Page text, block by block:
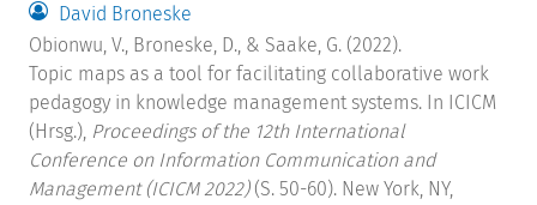
David Broneske
Obionwu, V., Broneske, D., & Saake, G. (2022).
Topic maps as a tool for facilitating collaborative work
pedagogy in knowledge management systems. In ICICM
(Hrsg.), Proceedings of the 12th International
Conference on Information Communication and
Management (ICICM 2022) (S. 50-60). New York, NY,